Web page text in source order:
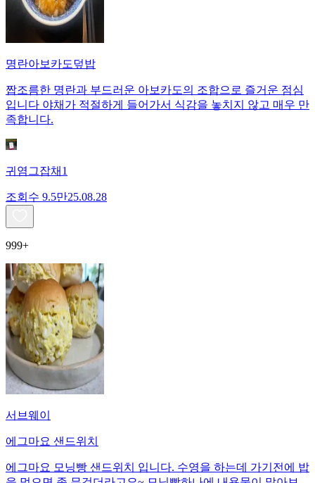
명란아보카도덮밥
짭조름한 명란과 부드러운 아보카도의 조합으로 즐거운 점심
입니다 야채가 적절하게 들어가서 식감을 놓치지 않고 매우 만
족합니다.
귀염그잡채1
조회수 9.5만25.08.28
999+
서브웨이
에그마요 샌드위치
에그마요 모닝빵 샌드위치 입니다. 수영을 하는데 가기전에 밥